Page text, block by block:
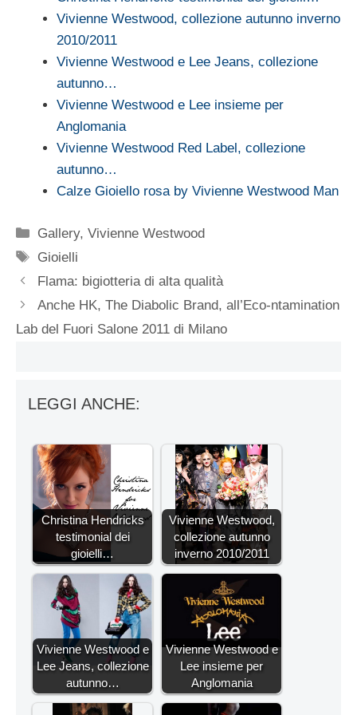
Vivienne Westwood, collezione autunno inverno
2010/2011
Vivienne Westwood e Lee Jeans, collezione
autunno…
Vivienne Westwood e Lee insieme per
Anglomania
Vivienne Westwood Red Label, collezione
autunno…
Calze Gioiello rosa by Vivienne Westwood Man
Categorie
Gallery,Vivienne Westwood
Tag
Gioielli
Flama: bigiotteria di alta qualità
Anche HK, The Diabolic Brand, all’Eco-ntamination
Lab del Fuori Salone 2011 di Milano
LEGGI ANCHE:
Christina Hendricks
testimonial dei
gioielli…
Vivienne Westwood,
collezione autunno
inverno 2010/2011
Vivienne Westwood e
Lee Jeans, collezione
autunno…
Vivienne Westwood e
Lee insieme per
Anglomania